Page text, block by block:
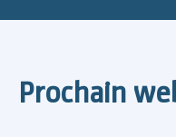
Prochain